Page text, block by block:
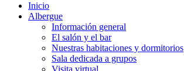
Inicio
Albergue
Información general
El salón y el bar
Nuestras habitaciones y dormitorios
Sala dedicada a grupos
Visita virtual